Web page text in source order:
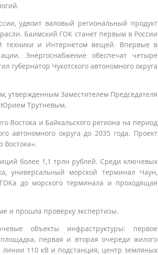
удвоит валовый региональный продукт
Баимский ГОК станет первым в России
техники и Интернетом вещей. Впервые в
Энергоснабжение обеспечат четыре
губернатор Чукотского автономного округа
утвержденным Заместителем Председателя
Юрием Трутневым.
Востока и Байкальского региона на период
автономного округа до 2035 года. Проект
Востока».
более 1,1 трлн рублей. Среди ключевых
универсальный морской терминал Чаун,
до морского терминала и проходящая
и прошла проверку экспертизы.
объекты инфраструктуры: первое
первая и вторая очереди жилого
110 кВ и подстанция, центр земляных